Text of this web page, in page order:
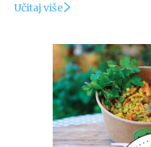
Učitaj više